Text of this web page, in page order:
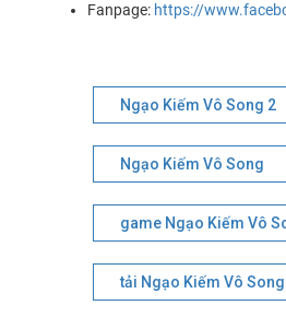
Fanpage: https://
Ngạo Kiếm Vô Song 2
Ngạo Kiếm Vô Song
game Ngạo Kiếm Vô
tải Ngạo Kiếm Vô